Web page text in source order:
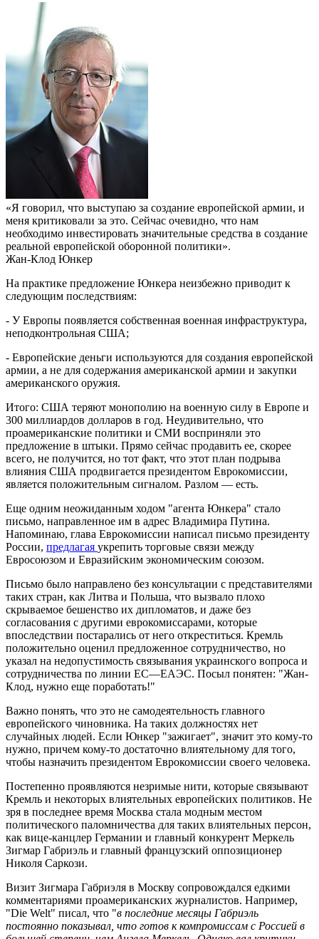
«Я говорил, что выступаю за создание европейской армии, и
меня критиковали за это. Сейчас очевидно, что нам
необходимо инвестировать значительные средства в создание
реальной европейской оборонной политики».
Жан-Клод Юнкер
На практике предложение Юнкера неизбежно приводит к
следующим последствиям:
- У Европы появляется собственная военная инфраструктура,
неподконтрольная США;
- Европейские деньги используются для создания европейской
армии, а не для содержания американской армии и закупки
американского оружия.
Итого: США теряют монополию на военную силу в Европе и
300 миллиардов долларов в год. Неудивительно, что
проамериканские политики и СМИ восприняли это
предложение в штыки. Прямо сейчас продавить ее, скорее
всего, не получится, но тот факт, что этот план подрыва
влияния США продвигается президентом Еврокомиссии,
является положительным сигналом. Разлом — есть.
Еще одним неожиданным ходом "агента Юнкера" стало
письмо, направленное им в адрес Владимира Путина.
Напоминаю, глава Еврокомиссии написал письмо президенту
России, предлагая укрепить торговые связи между
Евросоюзом и Евразийским экономическим союзом.
Письмо было направлено без консультации с представителями
таких стран, как Литва и Польша, что вызвало плохо
скрываемое бешенство их дипломатов, и даже без
согласования с другими еврокомиссарами, которые
впоследствии постарались от него откреститься. Кремль
положительно оценил предложенное сотрудничество, но
указал на недопустимость связывания украинского вопроса и
сотрудничества по линии ЕС—ЕАЭС. Посыл понятен: "Жан-
Клод, нужно еще поработать!"
Важно понять, что это не самодеятельность главного
европейского чиновника. На таких должностях нет
случайных людей. Если Юнкер "зажигает", значит это кому-то
нужно, причем кому-то достаточно влиятельному для того,
чтобы назначить президентом Еврокомиссии своего человека.
Постепенно проявляются незримые нити, которые связывают
Кремль и некоторых влиятельных европейских политиков. Не
зря в последнее время Москва стала модным местом
политического паломничества для таких влиятельных персон,
как вице-канцлер Германии и главный конкурент Меркель
Зигмар Габриэль и главный французский оппозиционер
Николя Саркози.
Визит Зигмара Габриэля в Москву сопровождался едкими
комментариями проамериканских журналистов. Например,
"Die Welt" писал, что "в последние месяцы Габриэль
постоянно показывал, что готов к компромиссам с Россией в